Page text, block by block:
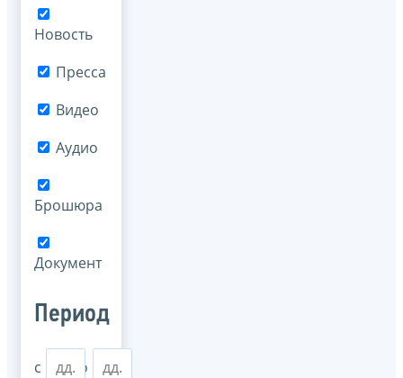
Новость
Пресса
Видео
Аудио
Брошюра
Документ
Период
с по